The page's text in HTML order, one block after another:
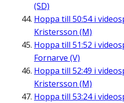
(SD)
Hoppa till 50:54i
Kristersson (M)
Hoppa till 51:52 i
Fornarve (V)
Hoppa till 52:49 i
Kristersson (M)
Hoppa till 53:24i